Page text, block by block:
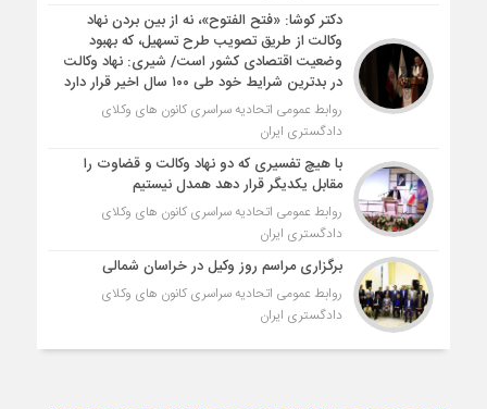
دکتر کوشا: «فتح الفتوح»، نه از بین بردن نهاد
وکالت از طریق تصویب طرح تسهیل، که بهبود
وضعیت اقتصادی کشور است/ شیری: نهاد وکالت
در بدترین شرایط خود طی ۱۰۰ سال اخیر قرار دارد
روابط عمومی اتحادیه سراسری کانون های وکلای
دادگستری ایران
با هیچ تفسیری که دو نهاد وکالت و قضاوت را
مقابل یکدیگر قرار دهد همدل نیستیم
روابط عمومی اتحادیه سراسری کانون های وکلای
دادگستری ایران
برگزاری مراسم روز وکیل در خراسان شمالی
روابط عمومی اتحادیه سراسری کانون های وکلای
دادگستری ایران